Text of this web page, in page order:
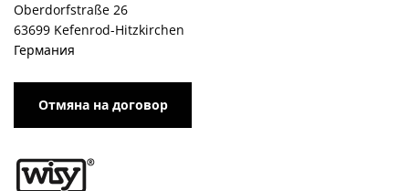
Oberdorfstraße 26
63699 Kefenrod-Hitzkirchen
Германия
Отмяна на договор